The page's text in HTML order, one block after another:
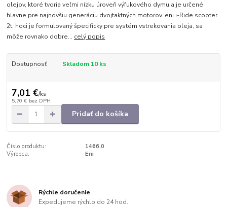
olejov, ktoré tvoria veľmi nízku úroveň výfukového dymu a je určené
hlavne pre najnovšiu generáciu dvojtaktných motorov. eni i-Ride scooter
2t, hoci je formulovaný špecificky pre systém vstrekovania oleja, sa
môže rovnako dobre... celý popis
Dostupnosť Skladom 10 ks
7,01 €/ks
5,70 € bez DPH
Pridať do košíka
Číslo produktu:
1466.0
Výrobca:
Eni
Rýchle doručenie
Expedujeme rýchlo do 24 hod.